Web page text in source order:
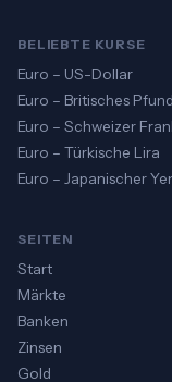
BELIEBTE KURSE
Euro – US-Dollar
Euro – Britisches Pfund
Euro – Schweizer
Euro – Türkische Lira
Euro – Japanischer
SEITEN
Start
Märkte
Banken
Zinsen
Gold